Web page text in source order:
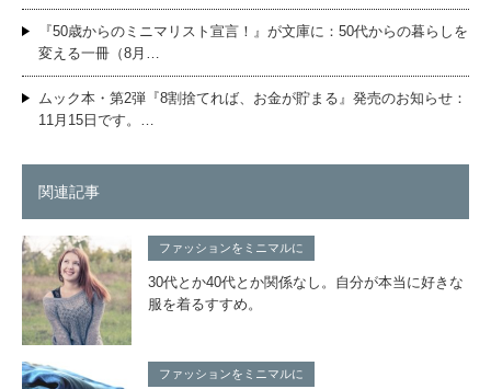
『50歳からのミニマリスト宣言！』が文庫に：50代からの暮らしを
変える一冊（8月…
ムック本・第2弾『8割捨てれば、お金が貯まる』発売のお知らせ：
11月15日です。…
関連記事
ファッションをミニマルに
30代とか40代とか関係なし。自分が本当に好きな
服を着るすすめ。
ファッションをミニマルに